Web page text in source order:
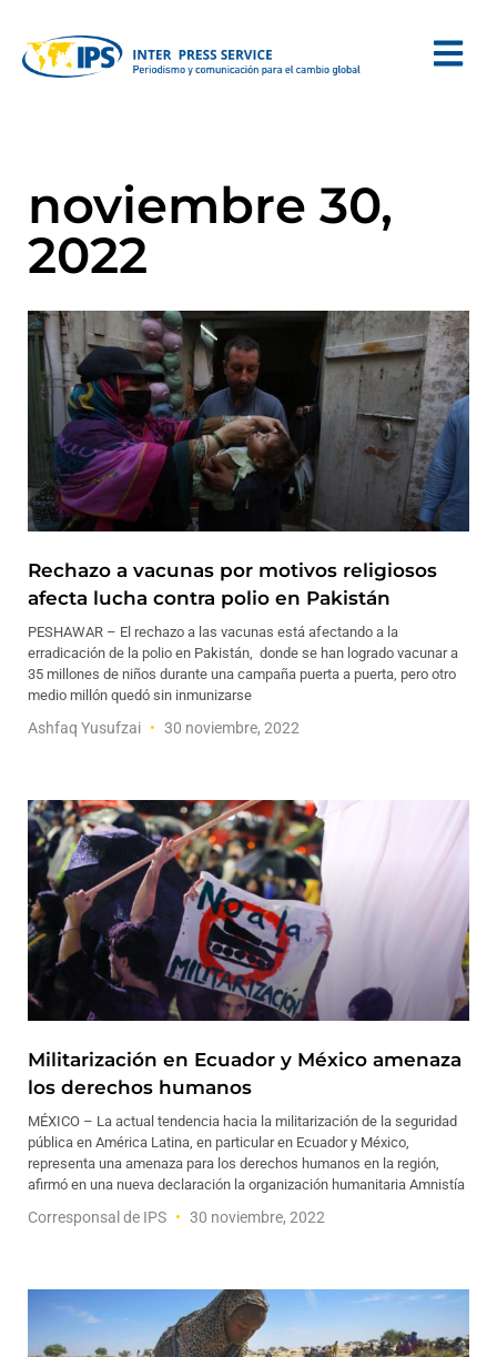
noviembre 30,
2022
Rechazo a vacunas por motivos religiosos
afecta lucha contra polio en Pakistán
PESHAWAR – El rechazo a las vacunas está afectando a la
erradicación de la polio en Pakistán, donde se han logrado vacunar a
35 millones de niños durante una campaña puerta a puerta, pero otro
medio millón quedó sin inmunizarse
Ashfaq Yusufzai 30 noviembre, 2022
Militarización en Ecuador y México amenaza
los derechos humanos
MÉXICO – La actual tendencia hacia la militarización de la seguridad
pública en América Latina, en particular en Ecuador y México,
representa una amenaza para los derechos humanos en la región,
afirmó en una nueva declaración la organización humanitaria Amnistía
Corresponsal de IPS 30 noviembre, 2022